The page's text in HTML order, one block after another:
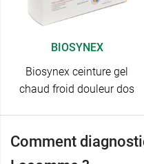
BIOSYNEX
Biosynex ceinture gel
chaud froid douleur dos
Comment